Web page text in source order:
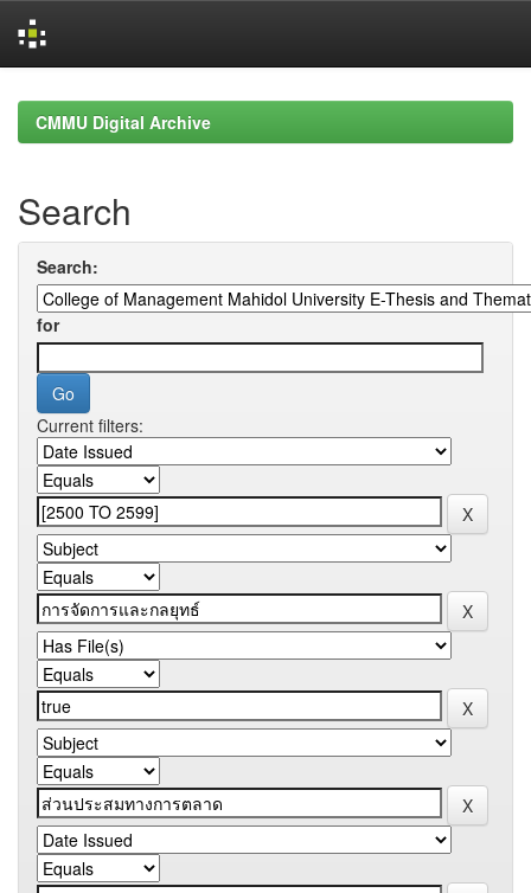
navigationCMMU Digital Archive
Search
Search:
for
Current filters: